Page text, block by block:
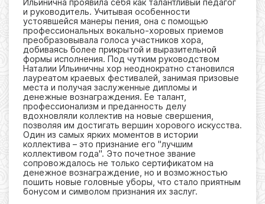
и руководитель. Учитывая особенности
устоявшейся манеры пения, она с помощью
профессиональных вокально-хоровых приемов
преобразовывала голоса участников хора,
добиваясь более прикрытой и выразительной
формы исполнения. Под чутким руководством
Наталии Ильиничны хор неоднократно становился
лауреатом краевых фестивалей, занимая призовые
места и получая заслуженные дипломы и
денежные вознаграждения. Ее талант,
профессионализм и преданность делу
вдохновляли коллектив на новые свершения,
позволяя им достигать вершин хорового искусства.
Один из самых ярких моментов в истории
коллектива – это признание его "лучшим
коллективом года". Это почетное звание
сопровождалось не только сертификатом на
денежное вознаграждение, но и возможностью
пошить новые головные уборы, что стало приятным
бонусом и символом признания их заслуг.